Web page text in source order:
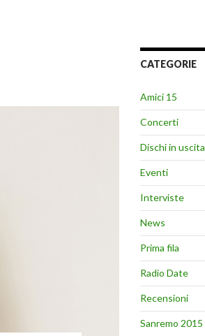
CATEGORIE
Amici 15
Concerti
Dischi in uscita
Eventi
Interviste
News
Prima fila
Radio Date
Recensioni
Sanremo 2015